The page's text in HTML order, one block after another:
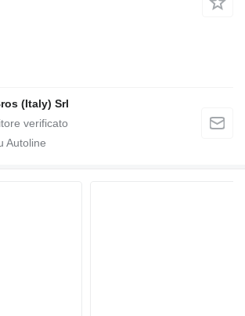
(Italy) Srl
Autoline